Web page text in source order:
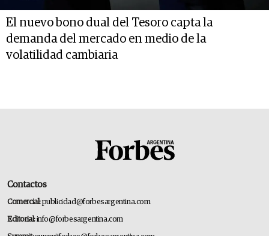
El nuevo bono dual del Tesoro capta la
demanda del mercado en medio de la
volatilidad cambiaria
Contactos
Comercial:publicidad@forbesargentina.com
Editorial:info@forbesargentina.com